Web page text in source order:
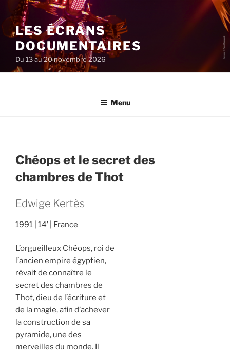
au
contenu
principal
LES ÉCRANS
DOCUMENTAIRES
Du 13 au 20 novembre 2026
Menu
Chéops et le secret des
chambres de Thot
Edwige Kertès
1991 14’ France
L’orgueilleux Chéops, roi de
l’ancien empire égyptien,
rêvait de connaître le
secret des chambres de
Thot, dieu de l’écriture et
de la magie, afin d’achever
la construction de sa
pyramide, une des
merveilles du monde. Il